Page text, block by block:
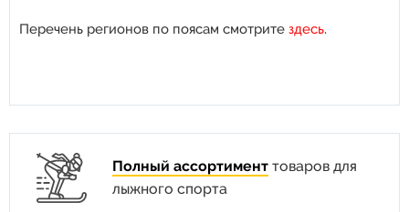
Перечень регионов по поясам смотрите здесь.
Полный ассортимент товаров для
лыжного спорта